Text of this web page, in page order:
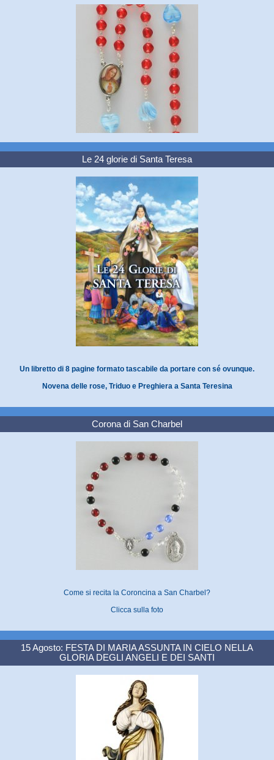
Le 24 glorie di Santa Teresa
Un libretto di 8 pagine formato tascabile da portare con sé ovunque.
Novena delle rose, Triduo e Preghiera a Santa Teresina
Corona di San Charbel
Come si recita la Coroncina a San Charbel?
Clicca sulla foto
15 Agosto: FESTA DI MARIA ASSUNTA IN CIELO NELLA
GLORIA DEGLI ANGELI E DEI SANTI